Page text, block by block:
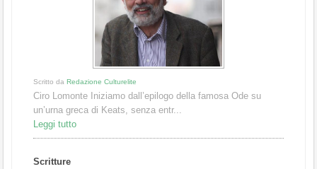
Scritto da Redazione Culturelite
Ciro Lomonte Iniziamo dall’epilogo della famosa Ode su
un’urna greca di Keats, senza entr...
Leggi tutto
Scritture